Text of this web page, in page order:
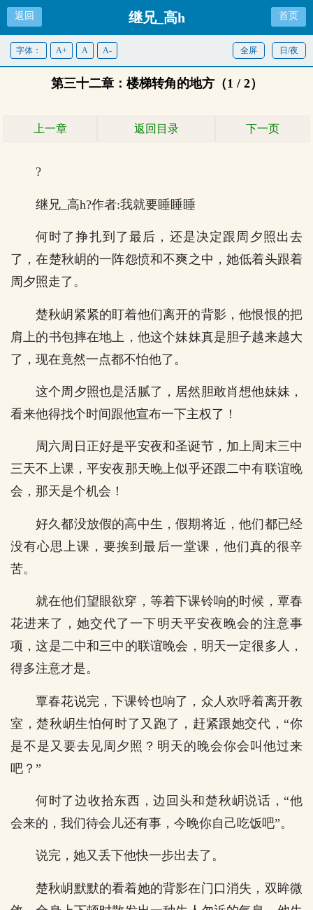
返回 继兄_高h 首页
日/夜
全屏
字体： A+ A A-
第三十二章：楼梯转角的地方（1 / 2）
上一章 返回目录 下一页
?
继兄_高h?作者:我就要睡睡睡
何时了挣扎到了最后，还是决定跟周夕照出去
了，在楚秋岄的一阵怨愤和不爽之中，她低着头跟着
周夕照走了。
楚秋岄紧紧的盯着他们离开的背影，他恨恨的把
肩上的书包摔在地上，他这个妹妹真是胆子越来越大
了，现在竟然一点都不怕他了。
这个周夕照也是活腻了，居然胆敢肖想他妹妹，
看来他得找个时间跟他宣布一下主权了！
周六周日正好是平安夜和圣诞节，加上周末三中
三天不上课，平安夜那天晚上似乎还跟二中有联谊晚
会，那天是个机会！
好久都没放假的高中生，假期将近，他们都已经
没有心思上课，要挨到最后一堂课，他们真的很辛
苦。
就在他们望眼欲穿，等着下课铃响的时候，覃春
花进来了，她交代了一下明天平安夜晚会的注意事
项，这是二中和三中的联谊晚会，明天一定很多人，
得多注意才是。
覃春花说完，下课铃也响了，众人欢呼着离开教
室，楚秋岄生怕何时了又跑了，赶紧跟她交代，“你
是不是又要去见周夕照？明天的晚会你会叫他过来
吧？”
何时了边收拾东西，边回头和楚秋岄说话，“他
会来的，我们待会儿还有事，今晚你自己吃饭吧”。
说完，她又丢下他快一步出去了。
楚秋岄默默的看着她的背影在门口消失，双眸微